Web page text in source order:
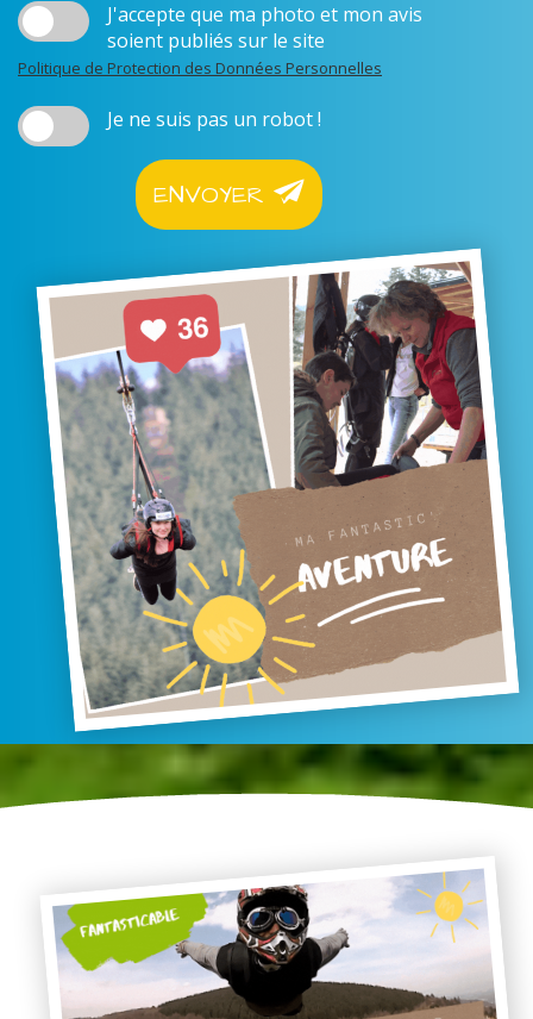
J'accepte que ma photo et mon avis
soient publiés sur le site
Politique de Protection des Données Personnelles
Je ne suis pas un robot !
ENVOYER